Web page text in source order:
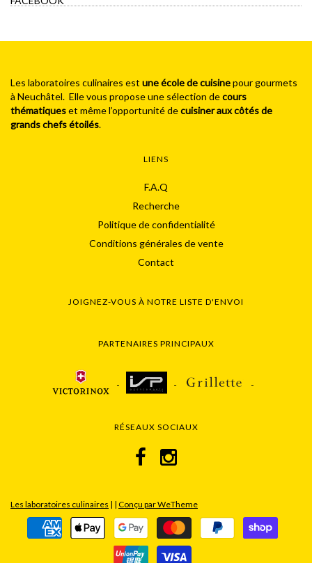
Les laboratoires culinaires est une école de cuisinepour gourmets
à Neuchâtel. Elle vous propose une sélection decours
thématiqueset même l’opportunité decuisiner aux côtés de
grands chefs étoilés.
LIENS
F.A.Q
Recherche
Politique de confidentialité
Conditions générales de vente
Contact
JOIGNEZ-VOUS À NOTRE LISTE D'ENVOI
PARTENAIRES PRINCIPAUX
RÉSEAUX SOCIAUX
Les laboratoires culinaires | | Conçu par WeTheme